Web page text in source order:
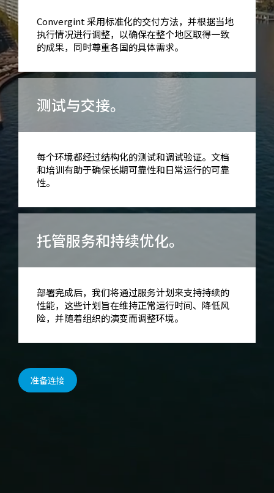
Convergint 采用标准化的交付方法，并根据当地
执行情况进行调整，以确保在整个地区取得一致
的成果，同时尊重各国的具体需求。
测试与交接。
每个环境都经过结构化的测试和调试验证。文档
和培训有助于确保长期可靠性和日常运行的可靠
性。
托管服务和持续优化。
部署完成后，我们将通过服务计划来支持持续的
性能，这些计划旨在维持正常运行时间、降低风
险，并随着组织的演变而调整环境。
准备连接